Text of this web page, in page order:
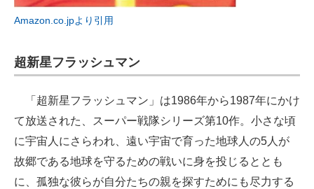
Amazon.co.jpより引用
超新星フラッシュマン
「超新星フラッシュマン」は1986年から1987年にかけ
て放送された、スーパー戦隊シリーズ第10作。小さな頃
に宇宙人にさらわれ、遠い宇宙で育った地球人の5人が
故郷である地球を守るための戦いに身を投じるととも
に、孤独な彼らが自分たちの親を探すためにも尽力する